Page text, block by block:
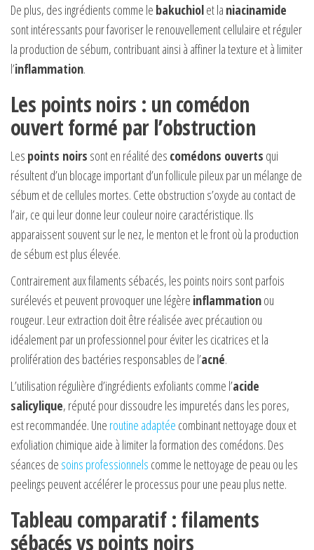
De plus, des ingrédients comme le bakuchiolet la niacinamide
sont intéressants pour favoriser le renouvellement cellulaire et réguler
la production de sébum, contribuant ainsi à affiner la texture et à limiter
l’inflammation.
Les points noirs : un comédon
ouvert formé par l’obstruction
Les points noirs sont en réalité des comédons ouverts qui
résultent d’un blocage important d’un follicule pileux par un mélange de
sébum et de cellules mortes. Cette obstruction s’oxyde au contact de
l’air, ce qui leur donne leur couleur noire caractéristique. Ils
apparaissent souvent sur le nez, le menton et le front où la production
de sébum est plus élevée.
Contrairement aux filaments sébacés, les points noirs sont parfois
surélevés et peuvent provoquer une légère inflammationou
rougeur. Leur extraction doit être réalisée avec précaution ou
idéalement par un professionnel pour éviter les cicatrices et la
prolifération des bactéries responsables de l’acné.
L’utilisation régulière d’ingrédients exfoliants comme l’acide
salicylique, réputé pour dissoudre les impuretés dans les pores,
est recommandée. Une routine adaptée combinant nettoyage doux et
exfoliation chimique aide à limiter la formation des comédons. Des
séances de soins professionnels comme le nettoyage de peau ou les
peelings peuvent accélérer le processus pour une peau plus nette.
Tableau comparatif : filaments
sébacés vs points noirs